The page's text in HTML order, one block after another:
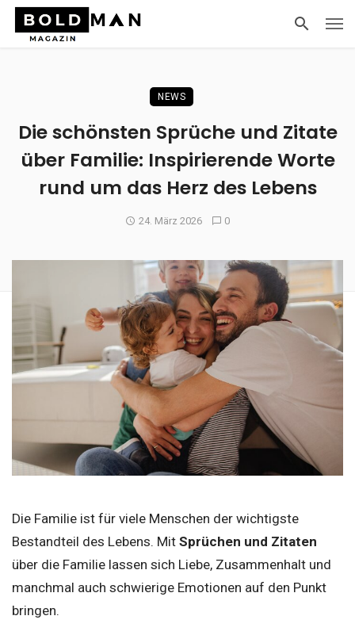
NEWS
Die schönsten Sprüche und Zitate
über Familie: Inspirierende Worte
rund um das Herz des Lebens
24. März 2026 0
Die Familie ist für viele Menschen der wichtigste
Bestandteil des Lebens. Mit Sprüchen und Zitaten
über die Familie lassen sich Liebe, Zusammenhalt und
manchmal auch schwierige Emotionen auf den Punkt
bringen.